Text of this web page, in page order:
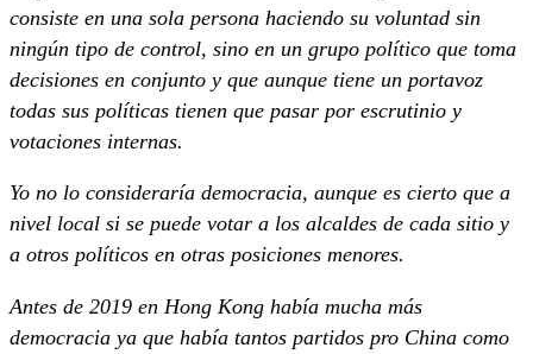
consiste en una sola persona haciendo su voluntad sin
ningún tipo de control, sino en un grupo político que toma
decisiones en conjunto y que aunque tiene un portavoz
todas sus políticas tienen que pasar por escrutinio y
votaciones internas.
Yo no lo consideraría democracia, aunque es cierto que a
nivel local si se puede votar a los alcaldes de cada sitio y
a otros políticos en otras posiciones menores.
Antes de 2019 en Hong Kong había mucha más
democracia ya que había tantos partidos pro China como